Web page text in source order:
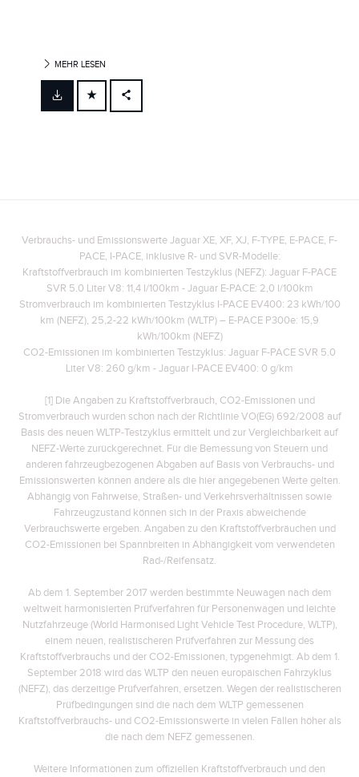
MEHR LESEN
FACEBOOK
Verbrauchs- und Emissionswerte Jaguar XE, XF, XJ, F-TYPE, E-PACE, F-
PACE, I-PACE, inklusive R- und SVR-Modelle:
Kraftstoffverbrauch im kombinierten Testzyklus (NEFZ): Jaguar F-PACE
SVR 5.0 Liter V8: 11,4 l/100km - Jaguar E-PACE: 2,0 l/100km
Stromverbrauch im kombinierten Testzyklus I-PACE EV400: 23 kWh/100
km (NEFZ), 25,2-22 kWh/100km (WLTP)– E-PACE P300e: 15,9
kWh/100km (NEFZ)
CO2-Emissionen im kombinierten Testzyklus: Jaguar F-PACE SVR 5.0
Liter V8: 260 g/km - Jaguar I-PACE EV400: 0 g/km
[1] Die Angaben zu Kraftstoffverbrauch, CO2-Emissionen und
Stromverbrauch wurden schon nach der Richtlinie VO(EG) 692/2008 auf
Basis des neuen WLTP-Testzyklus ermittelt und zur Vergleichbarkeit auf
NEFZ-Werte zurückgerechnet. Für die Bemessung von Steuern und
anderen fahrzeugbezogenen Abgaben auf Basis von Verbrauchs- und
Emissionswerten können andere als die hier angegebenen Werte gelten.
Abhängig von Fahrweise, Straßen- und Verkehrsverhältnissen sowie
Fahrzeugzustand können sich in der Praxis abweichende
Verbrauchswerte ergeben. Angaben zu den Kraftstoffverbräuchen und
CO2-Emissionen bei Spannbreiten in Abhängigkeit vom verwendeten
Rad-/Reifensatz.
Ab dem 1. September 2017 werden bestimmte Neuwagen nach dem
weltweit harmonisierten Prüfverfahren für Personenwagen und leichte
Nutzfahrzeuge (World Harmonised Light Vehicle Test Procedure, WLTP),
einem neuen, realistischeren Prüfverfahren zur Messung des
Kraftstoffverbrauchs und der CO2-Emissionen, typgenehmigt. Ab dem 1.
September 2018 wird das WLTP den neuen europäischen Fahrzyklus
(NEFZ), das derzeitige Prüfverfahren, ersetzen. Wegen der realistischeren
Prüfbedingungen sind die nach dem WLTP gemessenen
Kraftstoffverbrauchs- und CO2-Emissionswerte in vielen Fällen höher als
die nach dem NEFZ gemessenen.
Weitere Informationen zum offiziellen Kraftstoffverbrauch und den